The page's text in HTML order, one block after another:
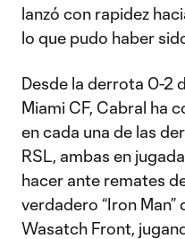
lanzó con rapidez
lo que pudo haber
Desde la derrota 0-2
Miami CF, Cabral ha
en cada una de las
RSL, ambas en
hacer ante remates
verdadero “Iron Man”
Wasatch Front,